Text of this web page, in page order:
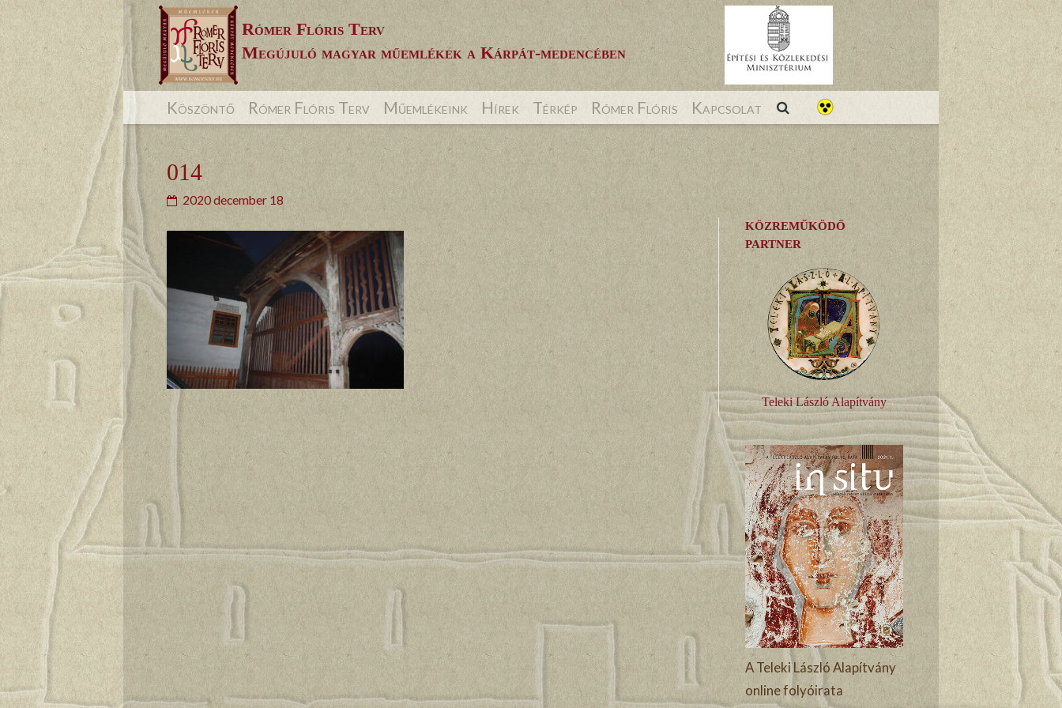
Skip
content
Rómer Flóris Terv
Megújuló magyar műemlékek a Kárpát-medencében
Köszöntő Rómer Flóris Terv Műemlékeink Hírek Térkép Rómer Flóris Kapcsolat
014
2020 december 18
KÖZREMŰKÖDŐ
PARTNER
Teleki László Alapítvány
A Teleki László Alapítvány
online folyóirata